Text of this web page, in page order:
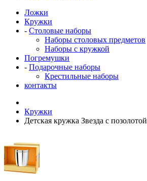
Ложки
Кружки
- Столовые наборы
Наборы столовых предметов
Наборы с кружкой
Погремушки
- Подарочные наборы
Крестильные наборы
контакты
Кружки
Детская кружка Звезда с позолотой